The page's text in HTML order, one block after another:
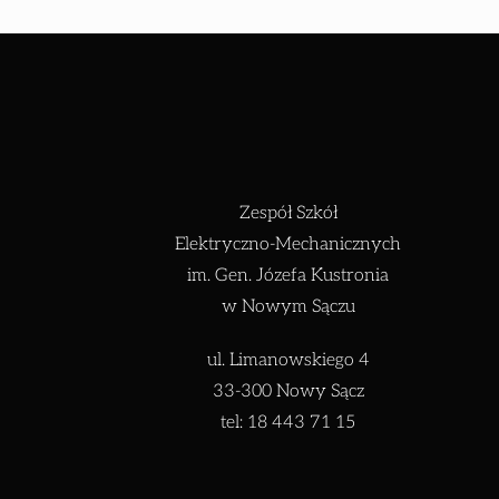
Zespół Szkół
Elektryczno-Mechanicznych
im. Gen. Józefa Kustronia
w Nowym Sączu
ul. Limanowskiego 4
33-300 Nowy Sącz
tel: 18 443 71 15